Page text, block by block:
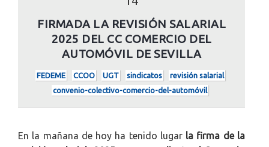
FIRMADA LA REVISIÓN SALARIAL
2025 DEL CC COMERCIO DEL
AUTOMÓVIL DE SEVILLA
FEDEME CCOO UGT sindicatos
revisión salarial
convenio-colectivo-comercio-del-automóvil
En la mañana de hoy ha tenido lugar la firma de la